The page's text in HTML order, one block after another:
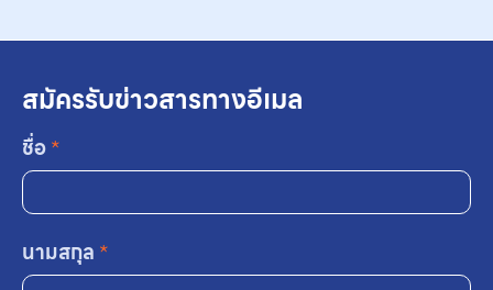
สมัครรับข่าวสารทางอีเมล
ชื่อ*
นามสกุล *